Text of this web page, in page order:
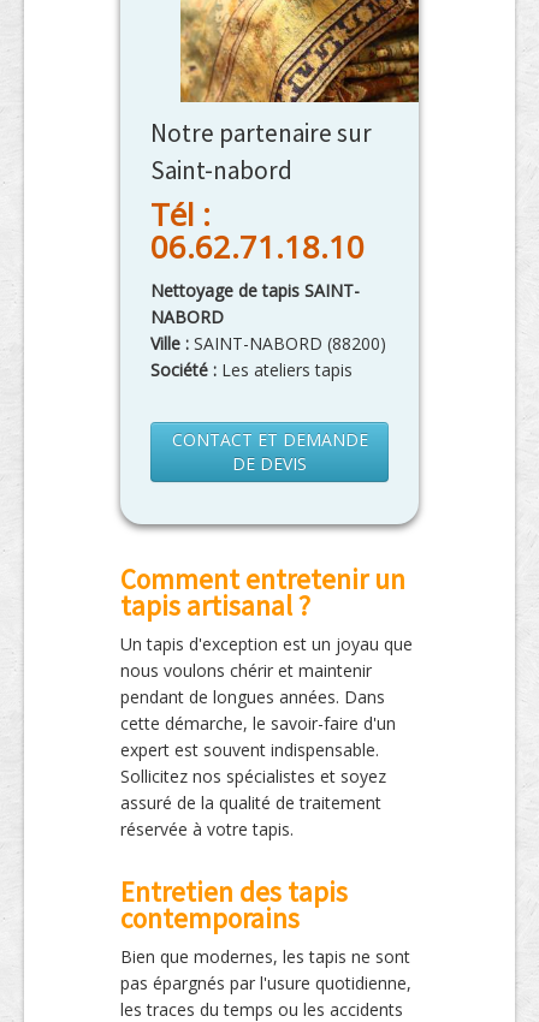
Notre partenaire sur
Saint-nabord
Tél :
06.62.71.18.10
Nettoyage de tapis SAINT-
NABORD
Ville : SAINT-NABORD (88200)
Société : Les ateliers tapis
CONTACT ET DEMANDE
DE DEVIS
Comment entretenir un
tapis artisanal ?
Un tapis d'exception est un joyau que
nous voulons chérir et maintenir
pendant de longues années. Dans
cette démarche, le savoir-faire d'un
expert est souvent indispensable.
Sollicitez nos spécialistes et soyez
assuré de la qualité de traitement
réservée à votre tapis.
Entretien des tapis
contemporains
Bien que modernes, les tapis ne sont
pas épargnés par l'usure quotidienne,
les traces du temps ou les accidents